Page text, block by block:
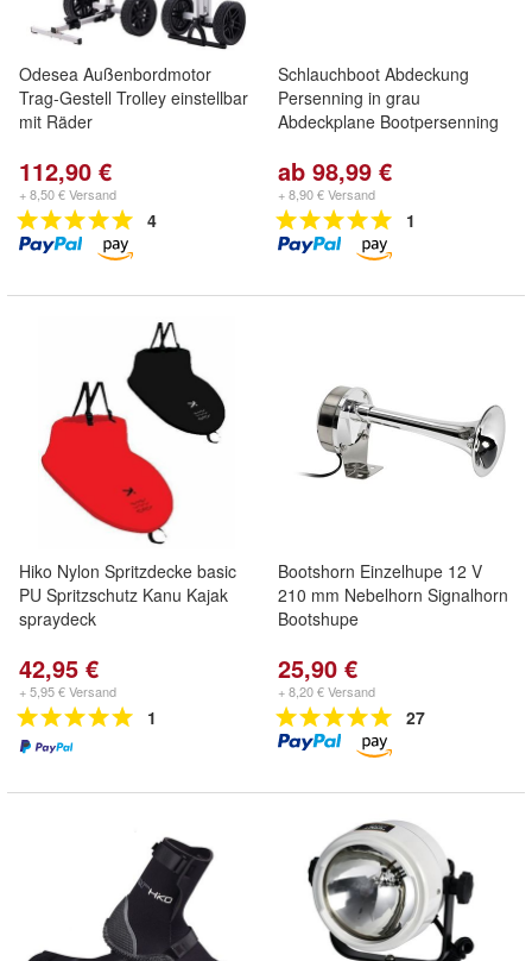
Odesea Außenbordmotor
Trag-Gestell Trolley einstellbar
mit Räder
112,90 €
+ 8,50 € Versand
4
Schlauchboot Abdeckung
Persenning in grau
Abdeckplane Bootpersenning
ab 98,99 €
+ 8,90 € Versand
1
Hiko Nylon Spritzdecke basic
PU Spritzschutz Kanu Kajak
spraydeck
42,95 €
+ 5,95 € Versand
1
Bootshorn Einzelhupe 12 V
210 mm Nebelhorn Signalhorn
Bootshupe
25,90 €
+ 8,20 € Versand
27